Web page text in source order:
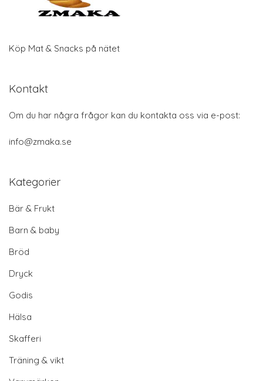
Köp Mat & Snacks på nätet
Kontakt
Om du har några frågor kan du kontakta oss via e-post:
info@zmaka.se
Kategorier
Bär & Frukt
Barn & baby
Bröd
Dryck
Godis
Hälsa
Skafferi
Träning & vikt